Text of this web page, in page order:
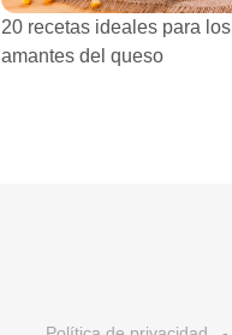
20 recetas ideales para los
amantes del queso